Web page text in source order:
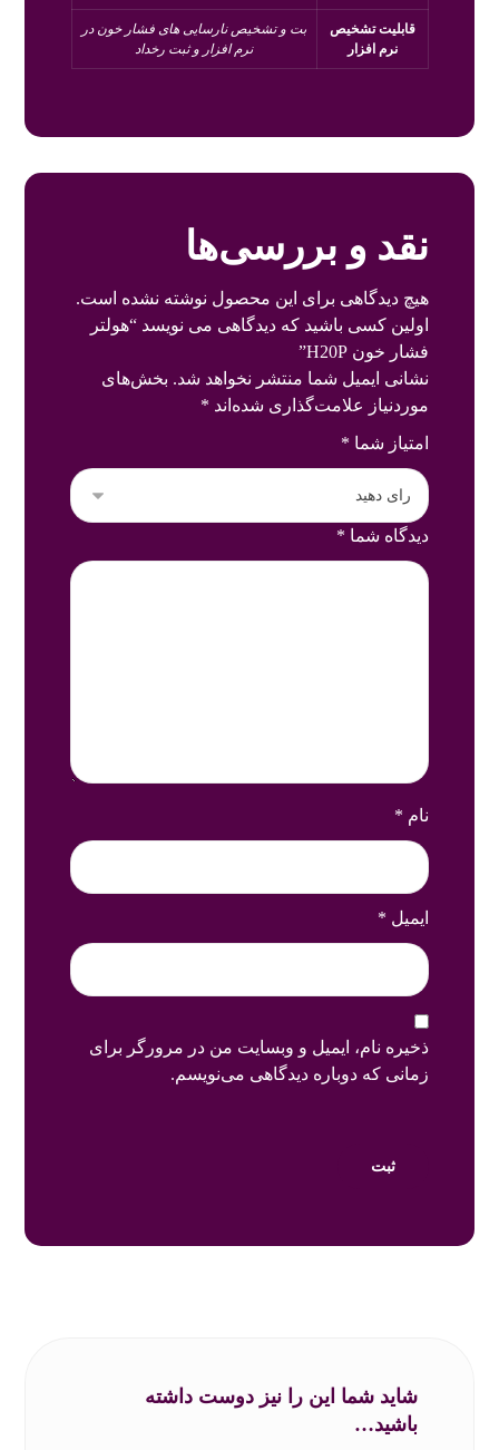
قابلیت تشخیص
نرم افزار
بت و تشخیص نارسایی های فشار خون در
نرم افزار و ثبت رخداد
نقد و بررسی‌ها
هیچ دیدگاهی برای این محصول نوشته نشده است.
اولین کسی باشید که دیدگاهی می نویسد “هولتر
فشار خون H20P”
نشانی ایمیل شما منتشر نخواهد شد. بخش‌های
موردنیاز علامت‌گذاری شده‌اند *
امتیاز شما *
دیدگاه شما *
نام *
ایمیل *
ذخیره نام، ایمیل و وبسایت من در مرورگر برای
زمانی که دوباره دیدگاهی می‌نویسم.
شاید شما این را نیز دوست داشته
باشید…